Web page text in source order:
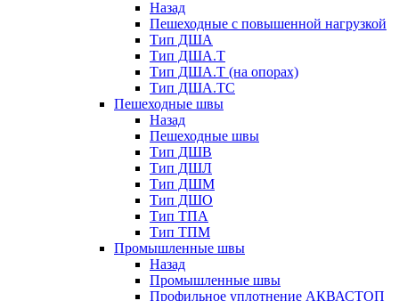
Назад
Пешеходные с повышенной нагрузкой
Тип ДША
Тип ДША.Т
Тип ДША.Т (на опорах)
Тип ДША.ТС
Пешеходные швы
Назад
Пешеходные швы
Тип ДШВ
Тип ДШЛ
Тип ДШМ
Тип ДШО
Тип ТПА
Тип ТПМ
Промышленные швы
Назад
Промышленные швы
Профильное уплотнение АКВАСТОП